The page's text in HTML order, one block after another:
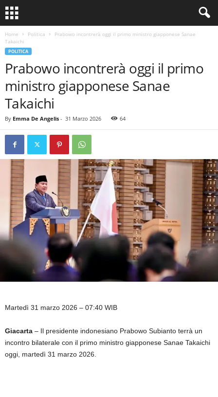
Home Politica
Prabowo incontrerà oggi il primo ministro giapponese Sanae
Takaichi
POLITICA
Prabowo incontrerà oggi il primo
ministro giapponese Sanae
Takaichi
By Emma De Angelis - 31 Marzo 2026 64
Martedì 31 marzo 2026 – 07:40 WIB
Giacarta – Il presidente indonesiano Prabowo Subianto terrà un
incontro bilaterale con il primo ministro giapponese Sanae Takaichi
oggi, martedì 31 marzo 2026.